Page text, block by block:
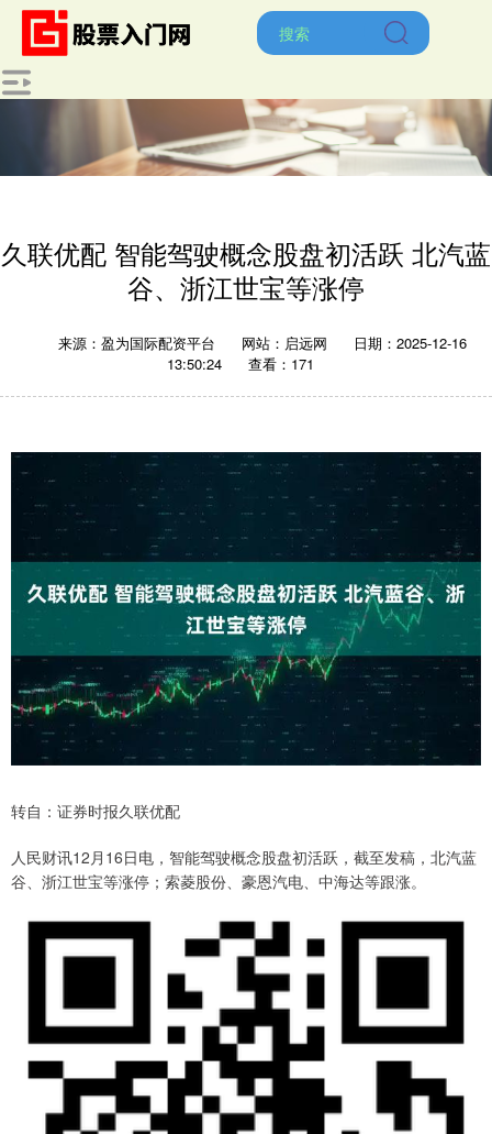
久联优配 智能驾驶概念股盘初活跃 北汽蓝
谷、浙江世宝等涨停
来源：盈为国际配资平台 网站：启远网
日期：2025-12-16
13:50:24
查看：171
转自：证券时报久联优配
人民财讯12月16日电，智能驾驶概念股盘初活跃，截至发稿，北汽蓝
谷、浙江世宝等涨停；索菱股份、豪恩汽电、中海达等跟涨。